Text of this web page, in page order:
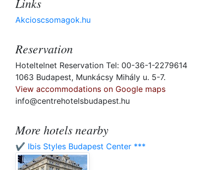
Akcioscsomagok.hu
Reservation
Hoteltelnet Reservation Tel: 00-36-1-2279614
1063 Budapest, Munkácsy Mihály u. 5-7.
View accommodations on Google maps
info@centrehotelsbudapest.hu
More hotels nearby
✔️ Ibis Styles Budapest Center ***